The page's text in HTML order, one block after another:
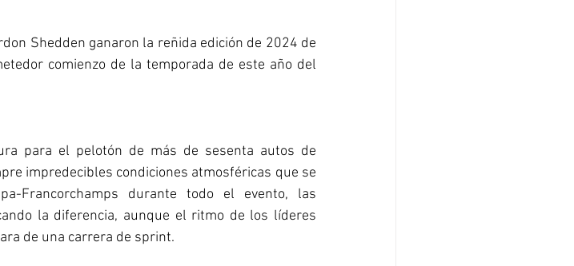
Shedden ganaron la reñida edición de 2024 de
comienzo de la temporada de este año del
para el pelotón de más de sesenta autos de
impredecibles condiciones atmosféricas que se
Francorchamps durante todo el evento, las
la diferencia, aunque el ritmo de los líderes
de una carrera de sprint.